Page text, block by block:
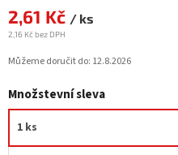
2,61 Kč / ks
2,16 Kč bez DPH
Můžeme doručit do: 12.8.2026
Množstevní sleva
1 ks